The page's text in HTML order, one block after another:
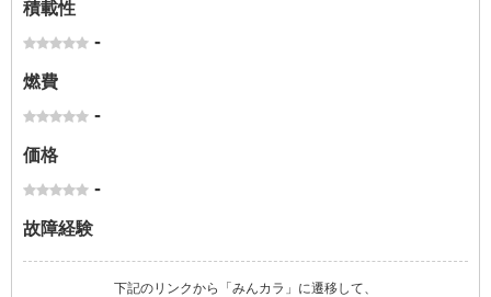
積載性
-
燃費
-
価格
-
故障経験
下記のリンクから「みんカラ」に遷移して、